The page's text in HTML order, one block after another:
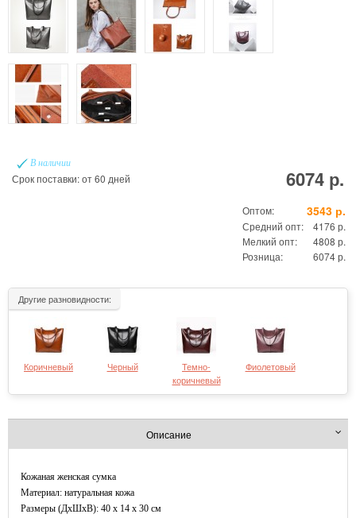
В наличии
Срок поставки: от 60 дней 6074 р.
Оптом: 3543 р.
Средний опт:
4176 р.
Мелкий опт:
4808 р.
Розница:
6074 р.
Другие разновидности:
Коричневый Черный
Темно-
коричневый
Фиолетовый
Описание
Кожаная женская сумка
Материал: натуральная кожа
Размеры (ДxШхВ): 40 x 14 x 30 см